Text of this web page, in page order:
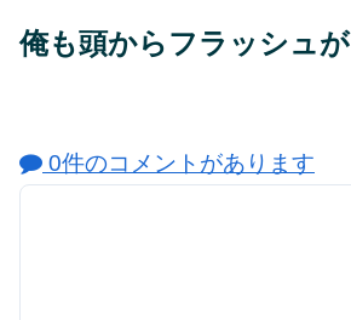
俺も頭からフラッシュが
0件のコメントがあります